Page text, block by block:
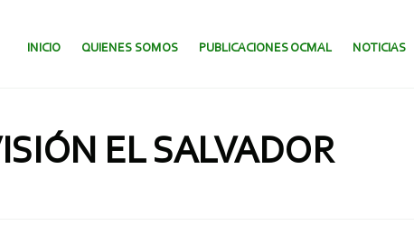
SALTAR AL CONTENIDO.
INICIO QUIENES SOMOS PUBLICACIONES OCMAL NOTICIAS
EL SALVADOR